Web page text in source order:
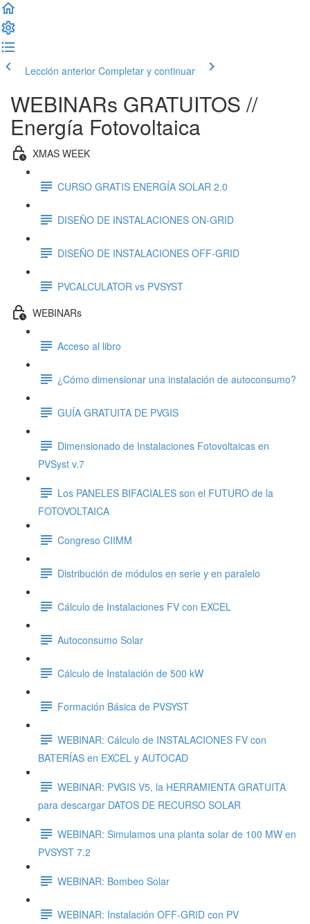
Lección anterior Completar y continuar
WEBINARs GRATUITOS //
Energía Fotovoltaica
XMAS WEEK
CURSO GRATIS ENERGÍA SOLAR 2.0
DISEÑO DE INSTALACIONES ON-GRID
DISEÑO DE INSTALACIONES OFF-GRID
PVCALCULATOR vs PVSYST
WEBINARs
Acceso al libro
¿Cómo dimensionar una instalación de autoconsumo?
GUÍA GRATUITA DE PVGIS
Dimensionado de Instalaciones Fotovoltaicas en
PVSyst v.7
Los PANELES BIFACIALES son el FUTURO de la
FOTOVOLTAICA
Congreso CIIMM
Distribución de módulos en serie y en paralelo
Cálculo de Instalaciones FV con EXCEL
Autoconsumo Solar
Cálculo de Instalación de 500 kW
Formación Básica de PVSYST
WEBINAR: Cálculo de INSTALACIONES FV con
BATERÍAS en EXCEL y AUTOCAD
WEBINAR: PVGIS V5, la HERRAMIENTA GRATUITA
para descargar DATOS DE RECURSO SOLAR
WEBINAR: Simulamos una planta solar de 100 MW en
PVSYST 7.2
WEBINAR: Bombeo Solar
WEBINAR: Instalación OFF-GRID con PV